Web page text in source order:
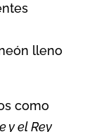
lleno
como
y el Rey